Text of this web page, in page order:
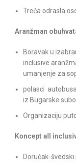
Treća odrasla
Aranžman
Boravak u
inclusive
umanjenje za
polasci
iz Bugarske
Organizaciju
Koncept all
Doručak-